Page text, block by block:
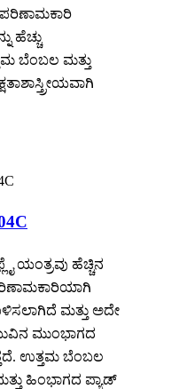
ಪರಿಣಾಮಕಾರಿ
ಹೆಚ್ಚು
ಬೆಂಬಲ ಮತ್ತು
ಹೆಚ್ಚಿನ
ಮತ್ತು ಅದೇ
ಮುಂಭಾಗದ
ಉತ್ತಮ ಬೆಂಬಲ
ಹಿಂಭಾಗದ ಪ್ಯಾಡ್